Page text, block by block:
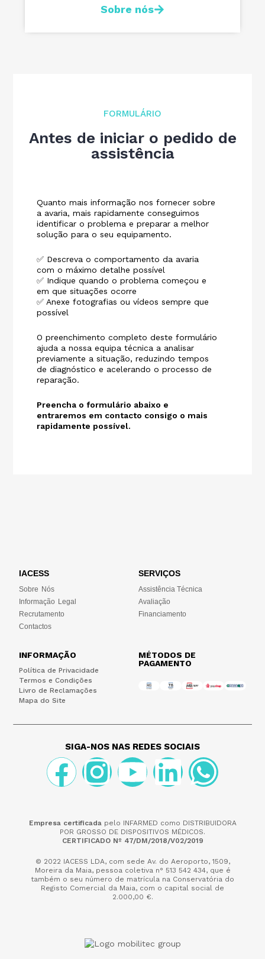
Sobre nós
FORMULÁRIO
Antes de iniciar o pedido de
assistência
Quanto mais informação nos fornecer sobre
a avaria, mais rapidamente conseguimos
identificar o problema e preparar a melhor
solução para o seu equipamento.
✅ Descreva o comportamento da avaria
com o máximo detalhe possível
✅ Indique quando o problema começou e
em que situações ocorre
✅ Anexe fotografias ou vídeos sempre que
possível
O preenchimento completo deste formulário
ajuda a nossa equipa técnica a analisar
previamente a situação, reduzindo tempos
de diagnóstico e acelerando o processo de
reparação.
Preencha o formulário abaixo e
entraremos em contacto consigo o mais
rapidamente possível.
IACESS
Sobre Nós
Informação Legal
Recrutamento
Contactos
SERVIÇOS
Assistência Técnica
Avaliação
Financiamento
INFORMAÇÃO
Política de Privacidade
Termos e Condições
Livro de Reclamações
Mapa do Site
MÉTODOS DE
PAGAMENTO
SIGA-NOS NAS REDES SOCIAIS
Empresa certificada pelo INFARMED como DISTRIBUIDORA
POR GROSSO DE DISPOSITIVOS MÉDICOS.
CERTIFICADO Nº 47/DM/2018/V02/2019
© 2022 IACESS LDA, com sede Av. do Aeroporto, 1509,
Moreira da Maia, pessoa coletiva n° 513 542 434, que é
também o seu número de matrícula na Conservatória do
Registo Comercial da Maia, com o capital social de
2.000,00 €.